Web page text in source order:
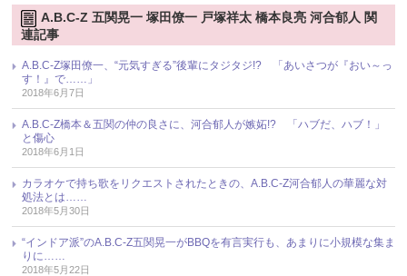
A.B.C-Z 五関晃一 塚田僚一 戸塚祥太 橋本良亮 河合郁人 関
連記事
A.B.C-Z塚田僚一、“元気すぎる”後輩にタジタジ!? 「あいさつが『おい～っ
す！』で……」
2018年6月7日
A.B.C-Z橋本＆五関の仲の良さに、河合郁人が嫉妬!? 「ハブだ、ハブ！」
と傷心
2018年6月1日
カラオケで持ち歌をリクエストされたときの、A.B.C-Z河合郁人の華麗な対
処法とは……
2018年5月30日
“インドア派”のA.B.C-Z五関晃一がBBQを有言実行も、あまりに小規模な集ま
りに……
2018年5月22日